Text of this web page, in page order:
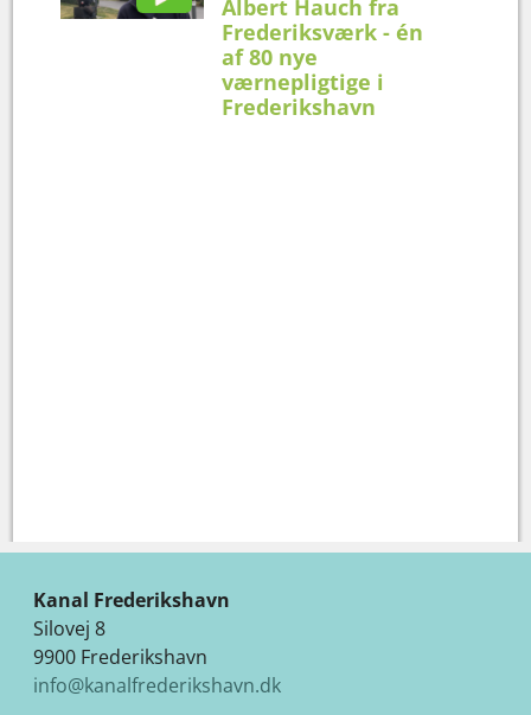
Albert Hauch fra
Frederiksværk - én
af 80 nye
værnepligtige i
Frederikshavn
Kanal Frederikshavn
Silovej 8
9900 Frederikshavn
info@kanalfrederikshavn.dk